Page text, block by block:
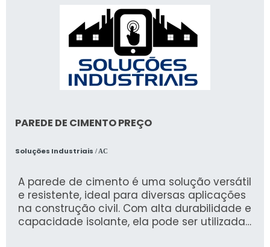
PAREDE DE CIMENTO PREÇO
Soluções Industriais / AC
A parede de cimento é uma solução versátil
e resistente, ideal para diversas aplicações
na construção civil. Com alta durabilidade e
capacidade isolante, ela pode ser utilizada